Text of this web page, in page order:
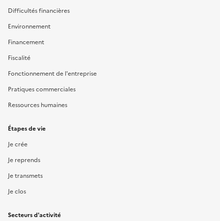
Difficultés financières
Environnement
Financement
Fiscalité
Fonctionnement de l'entreprise
Pratiques commerciales
Ressources humaines
Étapes de vie
Je crée
Je reprends
Je transmets
Je clos
Secteurs d'activité